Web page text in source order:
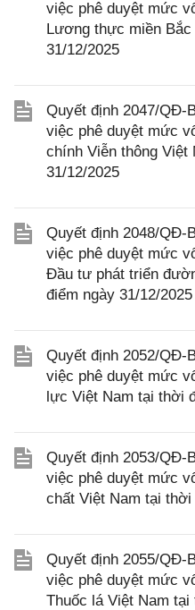
việc phê duyệt mức
Lương thực miền
31/12/2025
Quyết định 2047/QĐ-
việc phê duyệt mức
chính Viễn thông Việt
31/12/2025
Quyết định 2048/QĐ-
việc phê duyệt mức
Đầu tư phát triển
điểm ngày 31/12/2025
Quyết định 2052/QĐ-
việc phê duyệt mức
lực Việt Nam tại thời
Quyết định 2053/QĐ-
việc phê duyệt mức
chất Việt Nam tại
Quyết định 2055/QĐ-
việc phê duyệt mức
Thuốc lá Việt Nam